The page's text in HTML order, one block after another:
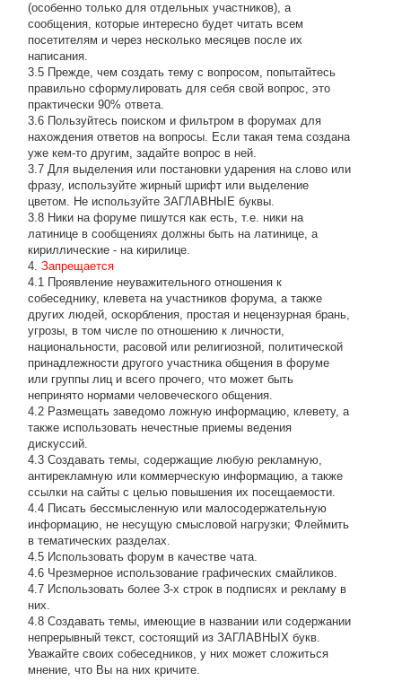
(особенно только для отдельных участников), а
сообщения, которые интересно будет читать всем
посетителям и через несколько месяцев после их
написания.
3.5 Прежде, чем создать тему с вопросом, попытайтесь
правильно сформулировать для себя свой вопрос, это
практически 90% ответа.
3.6 Пользуйтесь поиском и фильтром в форумах для
нахождения ответов на вопросы. Если такая тема создана
уже кем-то другим, задайте вопрос в ней.
3.7 Для выделения или постановки ударения на слово или
фразу, используйте жирный шрифт или выделение
цветом. Не используйте ЗАГЛАВНЫЕ буквы.
3.8 Ники на форуме пишутся как есть, т.е. ники на
латинице в сообщениях должны быть на латинице, а
кириллические - на кирилице.
4.Запрещается
4.1 Проявление неуважительного отношения к
собеседнику, клевета на участников форума, а также
других людей, оскорбления, простая и нецензурная брань,
угрозы, в том числе по отношению к личности,
национальности, расовой или религиозной, политической
принадлежности другого участника общения в форуме
или группы лиц и всего прочего, что может быть
непринято нормами человеческого общения.
4.2 Размещать заведомо ложную информацию, клевету, а
также использовать нечестные приемы ведения
дискуссий.
4.3 Создавать темы, содержащие любую рекламную,
антирекламную или коммерческую информацию, а также
ссылки на сайты с целью повышения их посещаемости.
4.4 Писать бессмысленнyю или малосодеpжательнyю
инфоpмацию, не несущую смысловой нагрузки; Флеймить
в тематических разделах.
4.5 Использовать форум в качестве чата.
4.6 Чрезмерное использование графических смайликов.
4.7 Использовать более 3-х строк в подписях и рекламу в
них.
4.8 Создавать темы, имеющие в названии или содержании
непрерывный текст, состоящий из ЗАГЛАВНЫХ букв.
Уважайте своих собеседников, у них может сложиться
мнение, что Вы на них кричите.